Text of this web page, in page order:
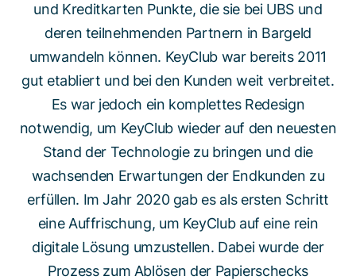
und Kreditkarten Punkte, die sie bei UBS und
deren teilnehmenden Partnern in Bargeld
umwandeln können. KeyClub war bereits 2011
gut etabliert und bei den Kunden weit verbreitet.
Es war jedoch ein komplettes Redesign
notwendig, um KeyClub wieder auf den neuesten
Stand der Technologie zu bringen und die
wachsenden Erwartungen der Endkunden zu
erfüllen. Im Jahr 2020 gab es als ersten Schritt
eine Auffrischung, um KeyClub auf eine rein
digitale Lösung umzustellen. Dabei wurde der
Prozess zum Ablösen der Papierschecks